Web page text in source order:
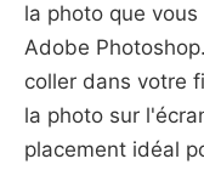
la photo que
Adobe
coller dans votre
la photo sur
placement idéal